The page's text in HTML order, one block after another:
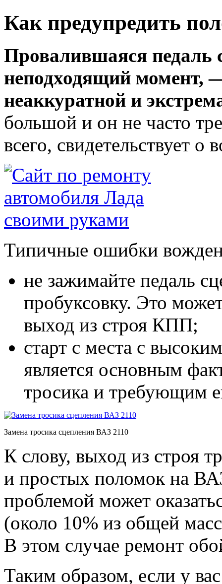
Как предупредить
Провалившаяся педаль
неподходящий момент,
неаккуратной и
большой и он не часто
всего, свидетельствует о
Типичные ошибки
не зажимайте педаль
пробуксовку. Это
выход из строя КПП;
старт с места с
является основным
тросика и требующим
Замена тросика сцепления ВАЗ 2110
К слову, выход из строя
и простых поломок на
проблемой может
(около 10% из общей
В этом случае ремонт
Таким образом, если у